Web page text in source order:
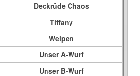
Deckrüde Chaos
Tiffany
Welpen
Unser A-Wurf
Unser B-Wurf